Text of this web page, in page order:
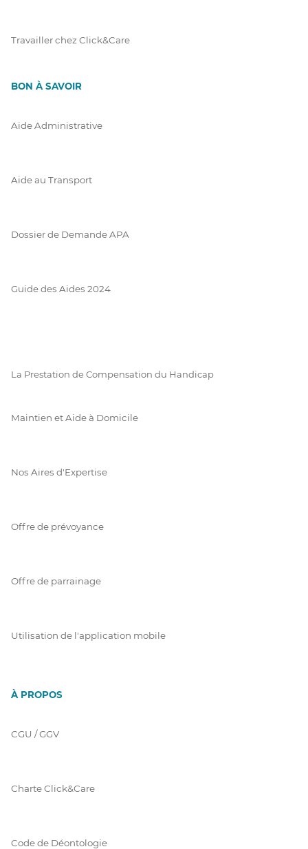
Travailler chez Click&Care
BON À SAVOIR
Aide Administrative
Aide au Transport
Dossier de Demande APA
Guide des Aides 2024
La Prestation de Compensation du Handicap
Maintien et Aide à Domicile
Nos Aires d'Expertise
Offre de prévoyance
Offre de parrainage
Utilisation de l'application mobile
À PROPOS
CGU / GGV
Charte Click&Care
Code de Déontologie